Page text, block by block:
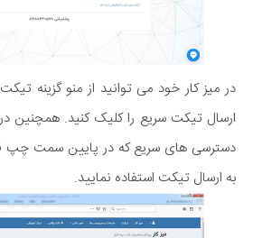
در میز کار خود می توانید از منو گزینه
دسترسی های سریع که در پایین سمت چپ
به ارسال تیکت استفاده نمایید.